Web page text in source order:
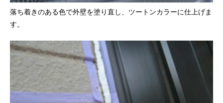
落ち着きのある色で外壁を塗り直し、ツートンカラーに仕上げま
す。